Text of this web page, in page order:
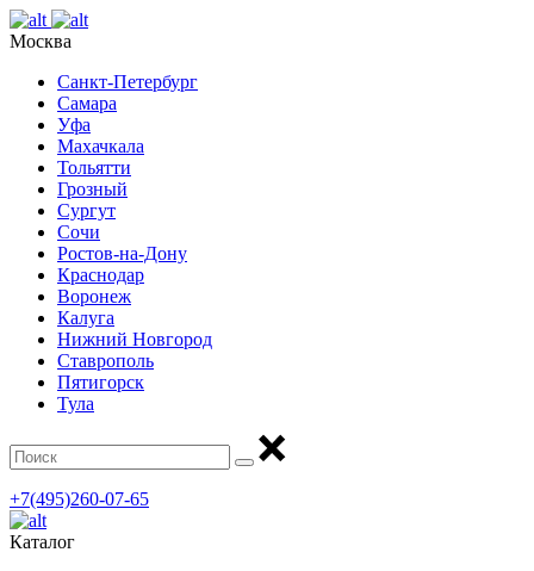
Москва
Санкт-Петербург
Самара
Уфа
Махачкала
Тольятти
Грозный
Сургут
Сочи
Ростов-на-Дону
Краснодар
Воронеж
Калуга
Нижний Новгород
Ставрополь
Пятигорск
Тула
+7(495)260-07-65
Каталог